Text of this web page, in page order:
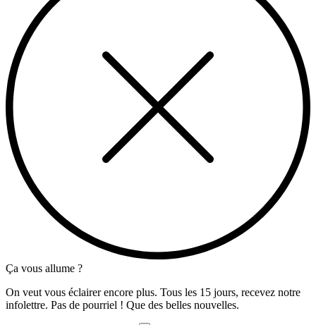
Ça vous allume ?
On veut vous éclairer encore plus. Tous les 15 jours, recevez notre
infolettre. Pas de pourriel ! Que des belles nouvelles.